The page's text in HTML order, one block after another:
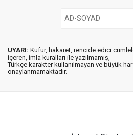
UYARI: Küfür, hakaret, rencide edici
içeren, imla kuralları ile yazılmamış,
Türkçe karakter kullanılmayan ve büyük
onaylanmamaktadır.